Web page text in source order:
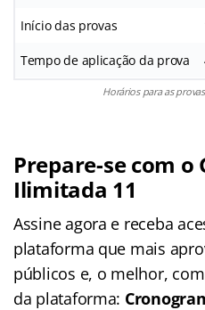
Início das provas
Tempo de aplicação da prova
Horários para as
Prepare-se com
Ilimitada 11
Assine agora e receba
plataforma que mais
públicos e, o melhor,
da plataforma: